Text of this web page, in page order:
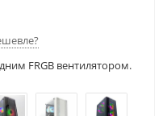
FRGB вентилятором.